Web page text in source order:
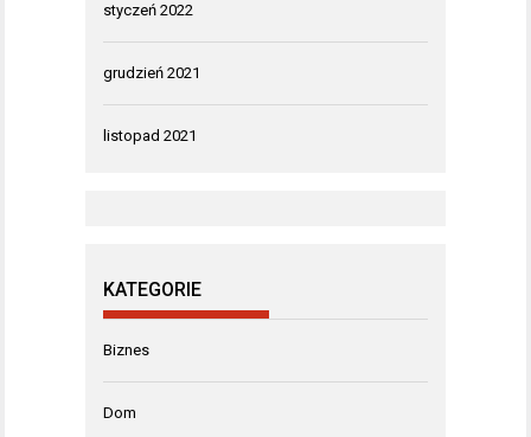
styczeń 2022
grudzień 2021
listopad 2021
KATEGORIE
Biznes
Dom